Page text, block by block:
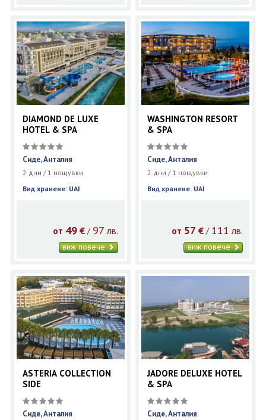
DIAMOND DE LUXE
HOTEL & SPA
Сиде, Анталия
2 дни / 1 нощувки
Вид хранене: UAI
от 49 €/ 97 лв.
виж повече
WASHINGTON RESORT
& SPA
Сиде, Анталия
2 дни / 1 нощувки
Вид хранене: UAI
от 57 € / 111 лв.
виж повече
ASTERIA COLLECTION
SIDE
Сиде, Анталия
JADORE DELUXE HOTEL
& SPA
Сиде, Анталия